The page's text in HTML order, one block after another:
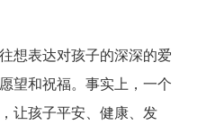
表达对孩子的深深的爱
望和祝福。事实上，一个
让孩子平安、健康、发